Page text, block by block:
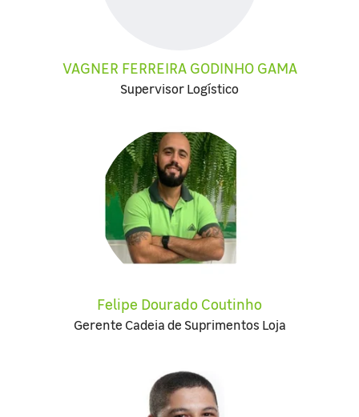
VAGNER FERREIRA GODINHO GAMA
Supervisor Logístico
Felipe Dourado Coutinho
Gerente Cadeia de Suprimentos Loja